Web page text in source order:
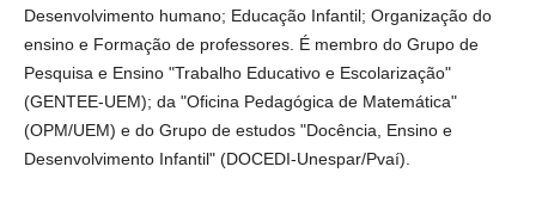
Desenvolvimento humano; Educação Infantil; Organização do
ensino e Formação de professores. É membro do Grupo de
Pesquisa e Ensino "Trabalho Educativo e Escolarização"
(GENTEE-UEM); da "Oficina Pedagógica de Matemática"
(OPM/UEM) e do Grupo de estudos "Docência, Ensino e
Desenvolvimento Infantil" (DOCEDI-Unespar/Pvaí).